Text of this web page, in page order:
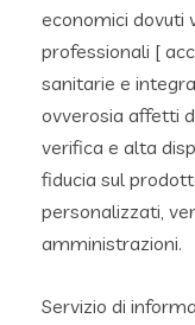
economici dovuti
professionali [
sanitarie e
ovverosia affetti
verifica e alta
fiducia sul
personalizzati,
amministrazioni.
Servizio di